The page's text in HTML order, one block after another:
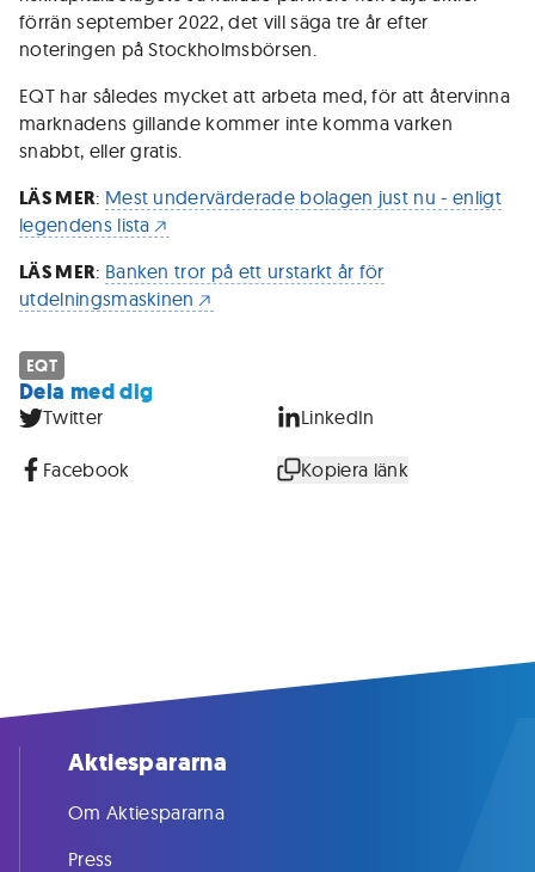
förrän september 2022, det vill säga tre år efter
noteringen på Stockholmsbörsen.
EQT har således mycket att arbeta med, för att återvinna
marknadens gillande kommer inte komma varken
snabbt, eller gratis.
LÄS MER: Mest undervärderade bolagen just nu - enligt
legendens lista
LÄS MER: Banken tror på ett urstarkt år för
utdelningsmaskinen
EQT
Dela med dig
Twitter LinkedIn
Facebook Kopiera länk
Aktiespararna
Om Aktiespararna
Press